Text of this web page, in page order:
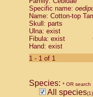
Cebidae
Cebidae
Cebidae
Cebidae
Cebidae
Cebidae
Cebidae
Cebidae
Cebidae
Specific name:
Name: Cotton-top
Skull: parts
Ulna: exist
Fibula: exist
Hand: exist
1 - 1 of 1
Species: * OR search
All species(1)